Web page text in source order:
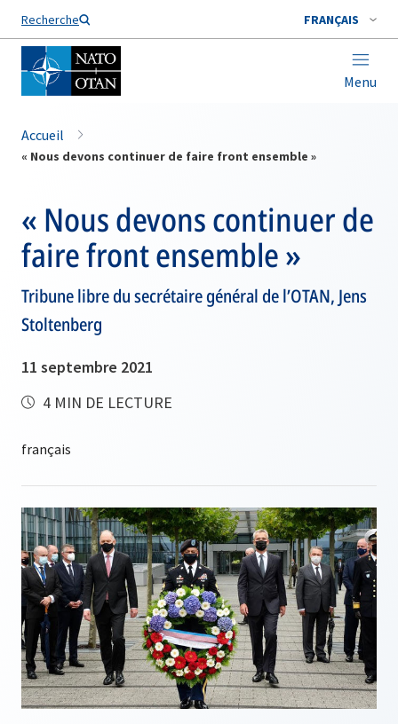
Recherche FRANÇAIS
Menu
Nom de famille*
Accueil
« Nous devons continuer de faire front ensemble »
« Nous devons continuer de
faire front ensemble »
Tribune libre du secrétaire général de l’OTAN, Jens
Stoltenberg
11 septembre 2021
4 MIN DE LECTURE